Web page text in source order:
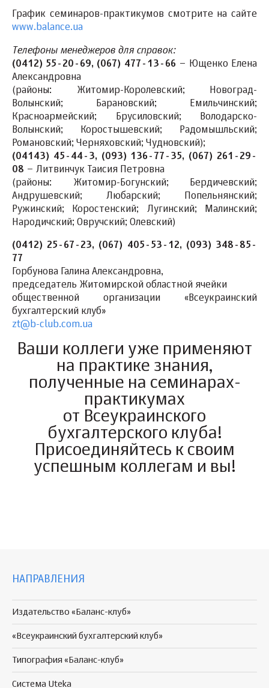
График семинаров-практикумов смотрите на сайте
www.balance.ua
Телефоны менеджеров для справок:
(0412) 55-20-69, (067) 477-13-66– Ющенко Елена
Александровна
(районы: Житомир-Королевский; Новоград-
Волынский; Барановский; Емильчинский;
Красноармейский; Брусиловский; Володарско-
Волынский; Коростышевский; Радомышльский;
Романовский; Черняховский; Чудновский);
(04143) 45-44-3, (093) 136-77-35, (067) 261-29-
08 – Литвинчук Таисия Петровна
(районы: Житомир-Богунский; Бердичевский;
Андрушевский; Любарский; Попельнянский;
Ружинский; Коростенский; Лугинский; Малинский;
Народичский; Овручский; Олевский)
(0412) 25-67-23, (067) 405-53-12, (093) 348-85-
77
Горбунова Галина Александровна,
председатель Житомирской областной ячейки
общественной организации «Всеукраинский
бухгалтерский клуб»
zt@b-club.com.ua
Ваши коллеги уже применяют
на практике знания,
полученные на семинарах-
практикумах
от Всеукраинского
бухгалтерского клуба!
Присоединяйтесь к своим
успешным коллегам и вы!
НАПРАВЛЕНИЯ
Издательство «Баланс-клуб»
«Всеукраинский бухгалтерский клуб»
Типография «Баланс-клуб»
Система Uteka